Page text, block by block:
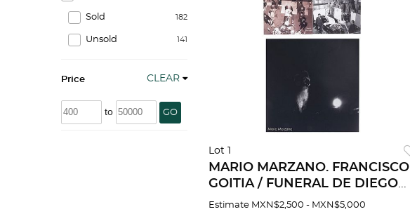
182
Sold
141
Unsold
Price CLEAR
to GO
Lot 1
MARIO MARZANO. FRANCISCO
GOITIA / FUNERAL DE DIEGO
RIVERA Fotografías Impresión
Estimate MXN$2,500 - MXN$5,000